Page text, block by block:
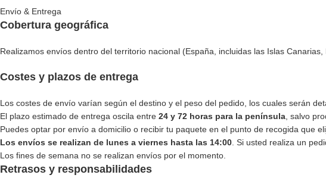
Envío & Entrega
Cobertura geográfica
Realizamos envíos dentro del territorio nacional (España, incluidas las Islas
Costes y plazos de entrega
Los costes de envío varían según el destino y el peso del pedido, los cuales serán
El plazo estimado de entrega oscila entre 24 y 72 horas para la península, salvo
Puedes optar por envío a domicilio o recibir tu paquete en el punto de recogida que
Los envíos se realizan de lunes a viernes hasta las 14:00. Si usted realiza un
Los fines de semana no se realizan envíos por el momento.
Retrasos y responsabilidades